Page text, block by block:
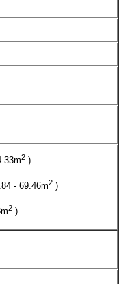
2 )
- 69.46m2 )
2 )